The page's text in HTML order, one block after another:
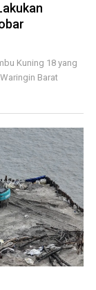
Kuning 18 yang
Barat